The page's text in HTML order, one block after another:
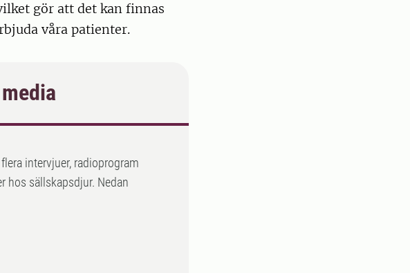
gör att det kan finnas
våra patienter.
intervjuer, radioprogram
hos sällskapsdjur. Nedan